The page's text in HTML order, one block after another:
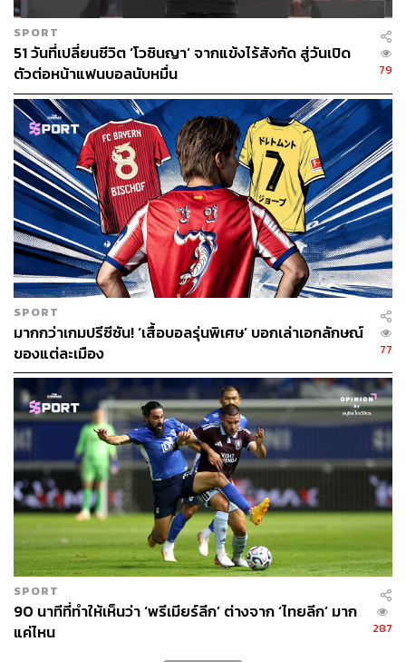
SPORT
51 วันที่เปลี่ยนชีวิต ‘โวซินญา’ จากแข้งไร้สังกัด สู่วันเปิด
ตัวต่อหน้าแฟนบอลนับหมื่น
79
SPORT
มากกว่าเกมปรีซีซัน! ‘เสื้อบอลรุ่นพิเศษ’ บอกเล่าเอกลักษณ์
ของแต่ละเมือง
77
SPORT
90 นาทีที่ทำให้เห็นว่า ‘พรีเมียร์ลีก’ ต่างจาก ‘ไทยลีก’ มาก
แค่ไหน
287